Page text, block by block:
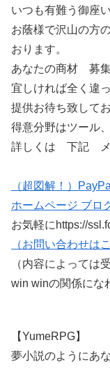
いつも有難う御座い
お蔭様で沢山の方
おります。
あなたの商材 募集
宜しければ全く違
提供お待ち致して
得意分野はツール
詳しくは 下記 メ
（超図解！）
ホームページ ブロ
お気軽にhttps://
（お問い合わせは
（内容によっては
win winの関係にな
【YumeRPG】
夢小説のようにあ